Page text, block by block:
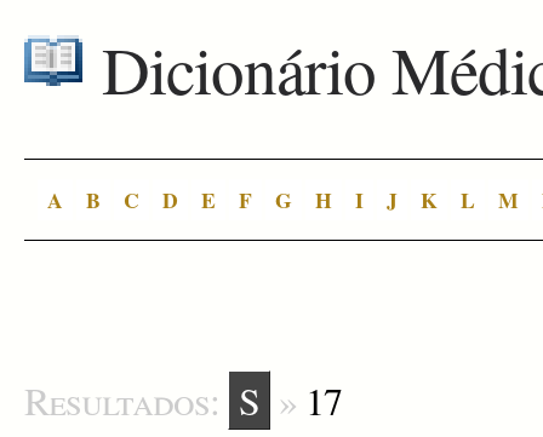
Dicionário
A B C D E F G H I J K L M
Resultados: S » 17